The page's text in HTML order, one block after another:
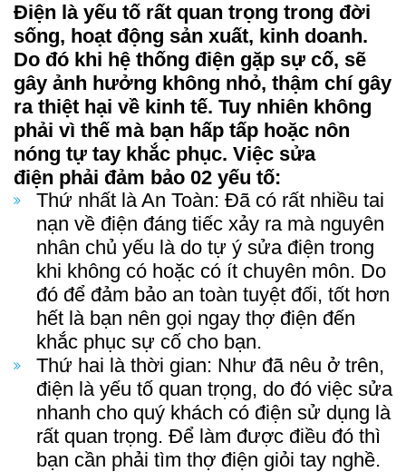
Điện là yếu tố rất quan trọng trong đời
sống, hoạt động sản xuất, kinh doanh.
Do đó khi hệ thống điện gặp sự cố, sẽ
gây ảnh hưởng không nhỏ, thậm chí gây
ra thiệt hại về kinh tế. Tuy nhiên không
phải vì thế mà bạn hấp tấp hoặc nôn
nóng tự tay khắc phục. Việc sửa
điện phải đảm bảo 02 yếu tố:
Thứ nhất là An Toàn: Đã có rất nhiều tai
nạn về điện đáng tiếc xảy ra mà nguyên
nhân chủ yếu là do tự ý sửa điện trong
khi không có hoặc có ít chuyên môn. Do
đó để đảm bảo an toàn tuyệt đối, tốt hơn
hết là bạn nên gọi ngay thợ điện đến
khắc phục sự cố cho bạn.
Thứ hai là thời gian: Như đã nêu ở trên,
điện là yếu tố quan trọng, do đó việc sửa
nhanh cho quý khách có điện sử dụng là
rất quan trọng. Để làm được điều đó thì
bạn cần phải tìm thợ điện giỏi tay nghề.